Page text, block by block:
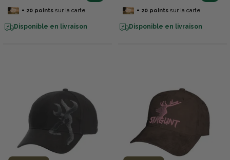
+ 20pointssur la carte
Disponible en livraison
+ 20pointssur la carte
Disponible en livraison